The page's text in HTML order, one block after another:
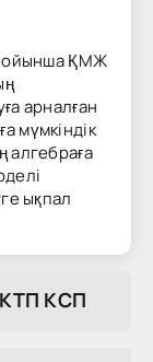
ҚМЖ
арналған
мүмкіндік
алгебраға
ықпал
KCП